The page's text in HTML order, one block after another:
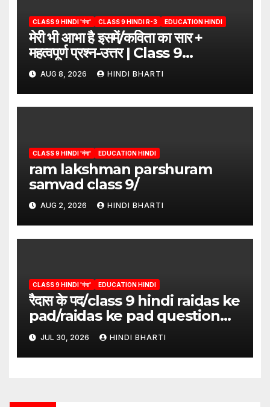
CLASS 9 HINDI 'गंगा' CLASS 9 HINDI R-3 EDUCATION HINDI
मेरी भी आभा है इसमें/कविता का सार +
महत्वपूर्ण प्रश्न-उत्तर | Class 9
Hindi”/meri bhi abha hai isme
question answers
AUG 8, 2026 HINDI BHARTI
CLASS 9 HINDI 'गंगा' EDUCATION HINDI
ram lakshman parshuram
samvad class 9/
AUG 2, 2026 HINDI BHARTI
CLASS 9 HINDI 'गंगा' EDUCATION HINDI
रैदास के पद/class 9 hindi raidas ke
pad/raidas ke pad question
answer/raidas ke pad class 9
JUL 30, 2026 HINDI BHARTI